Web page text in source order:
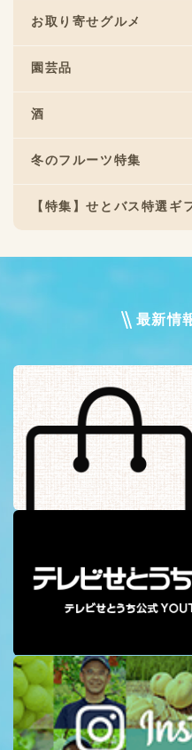
お取り寄せグルメ
園芸品
酒
冬のフルーツ特集
【特集】せとバス特選ギ
最新情